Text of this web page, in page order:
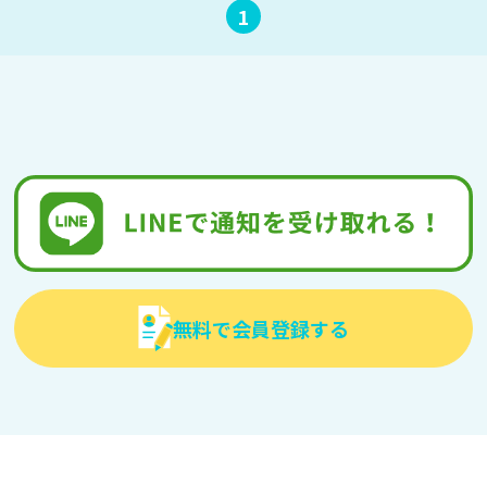
1
無料で会員登録する